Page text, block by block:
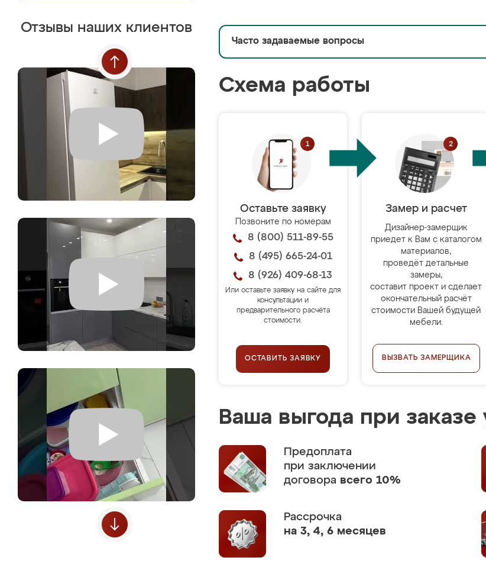
Отзывы наших клиентов
Часто задаваемые вопросы
Схема работы
Оставьте заявку
Позвоните по номерам
8 (800) 511-89-55
8 (495) 665-24-01
8 (926) 409-68-13
Или оставьте заявку на сайте для
консультации и
предварительного расчёта
стоимости.
ОСТАВИТЬ ЗАЯВКУ
Замер и расчет
Дизайнер-замерщик
приедет к Вам с каталогом
материалов,
проведёт детальные
замеры,
составит проект и сделает
окончательный расчёт
стоимости Вашей будущей
мебели.
ВЫЗВАТЬ ЗАМЕРЩИКА
Ваша выгода при заказе
Предоплата
при заключении
договора всего 10%
Рассрочка
на 3, 4, 6 месяцев